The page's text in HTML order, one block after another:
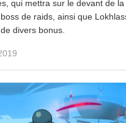
qui mettra sur le devant de
de raids, ainsi que
divers bonus.